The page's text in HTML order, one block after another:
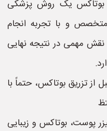
بوتاکس یک روش پزشکی
و با تجربه انجام
مهمی در نتیجه نهایی
از تزریق بوتاکس، حتماً با
پوست، بوتاکس و زیبایی